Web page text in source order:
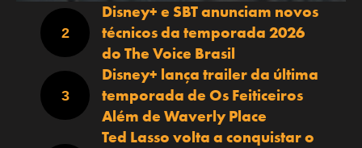
Disney+ e SBT anunciam novos
técnicos da temporada 2026
do The Voice Brasil
Disney+ lança trailer da última
temporada de Os Feiticeiros
Além de Waverly Place
Ted Lasso volta a conquistar o